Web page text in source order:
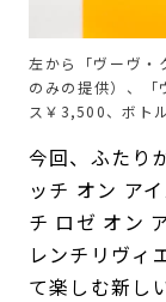
左から「ヴーヴ
のみの提供）、
ス￥3,500、ボト
今回、ふたり
ッチ オン ア
チ ロゼ オン
レンチリヴィ
て楽しむ新し